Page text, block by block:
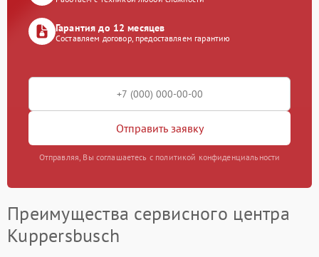
Гарантия до 12 месяцев
Составляем договор, предоставляем гарантию
Отправить заявку
Отправляя, Вы соглашаетесь с политикой конфиденциальности
Преимущества сервисного центра
Kuppersbusch